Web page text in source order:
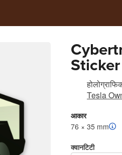
Sticker
Tesla
आकार
76 × 35 mm
क्वानटिटी